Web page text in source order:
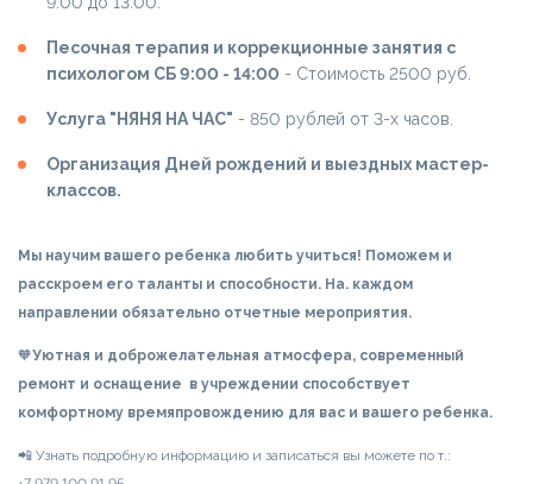
Песочная терапия и коррекционные занятия с
психологом СБ 9:00 - 14:00 - Стоимость 2500 руб.
Услуга "НЯНЯ НА ЧАС" - 850 рублей от 3-х часов.
Организация Дней рождений и выездных мастер-
классов.
Мы научим вашего ребенка любить учиться! Поможем и
расскроем его таланты и способности. На. каждом
направлении обязательно отчетные мероприятия.
🧡Уютная и доброжелательная атмосфера, современный
ремонт и оснащение в учреждении способствует
комфортному времяпровождению для вас и вашего ребенка.
📲 Узнать подробную информацию и записаться вы можете по т.: